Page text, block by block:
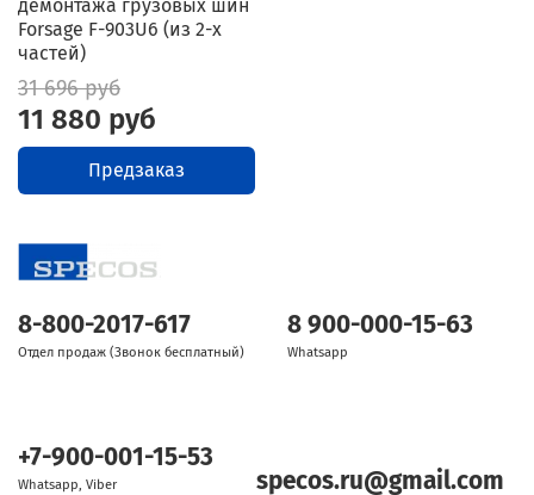
демонтажа грузовых шин
Forsage F-903U6 (из 2-х
частей)
31 696 руб
11 880 руб
Предзаказ
8-800-2017-617
Отдел продаж (Звонок бесплатный)
8 900-000-15-63
Whatsapp
+7-900-001-15-53
Whatsapp, Viber specos.ru@gmail.com